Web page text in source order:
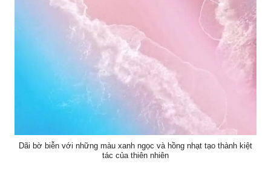
Dãi bờ biễn với những màu xanh ngọc và hồng nhạt tạo thành kiệt
tác của thiên nhiên